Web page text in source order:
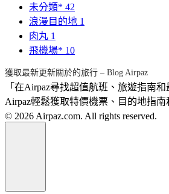
未分類* 42
浪漫目的地 1
肉丸 1
飛機場* 10
獲取最新更新關於的旅行 – Blog Airpaz
「在Airpaz尋找超值航班、旅遊指南
Airpaz輕鬆獲取特價機票、目的地指
© 2026 Airpaz.com. All rights reserved.